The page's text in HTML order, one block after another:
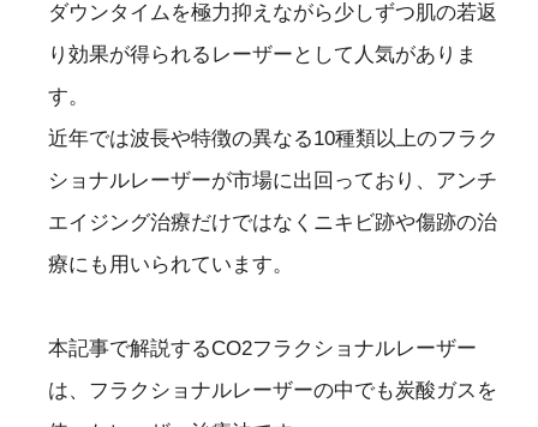
ダウンタイムを極力抑えながら少しずつ肌の若返
り効果が得られるレーザーとして人気がありま
す。
近年では波長や特徴の異なる10種類以上のフラク
ショナルレーザーが市場に出回っており、アンチ
エイジング治療だけではなくニキビ跡や傷跡の治
療にも用いられています。
本記事で解説するCO2フラクショナルレーザー
は、フラクショナルレーザーの中でも炭酸ガスを